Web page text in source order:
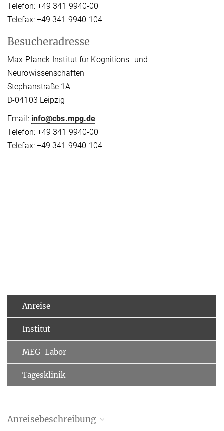
Telefon: +49 341 9940-00
Telefax: +49 341 9940-104
Besucheradresse
Max-Planck-Institut für Kognitions- und
Neurowissenschaften
Stephanstraße 1A
D-04103 Leipzig
Email: info@cbs.mpg.de
Telefon: +49 341 9940-00
Telefax: +49 341 9940-104
Anreise
Institut
MEG-Labor
Tagesklinik
Anreisebeschreibung